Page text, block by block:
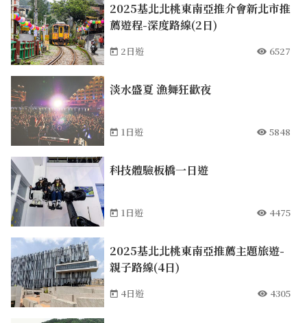
2025基北北桃東南亞推介會新北市推
薦遊程-深度路線(2日)
2日遊 6527
淡水盛夏 漁舞狂歡夜
1日遊 5848
科技體驗板橋一日遊
1日遊 4475
2025基北北桃東南亞推薦主題旅遊-
親子路線(4日)
4日遊 4305